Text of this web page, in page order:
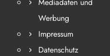
Werbung
Impressum
Datenschutz